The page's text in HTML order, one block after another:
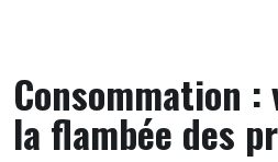
Consommation
la flambée des